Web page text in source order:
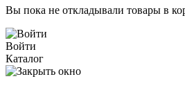
Вы пока не откладывали товары в
Войти
Каталог